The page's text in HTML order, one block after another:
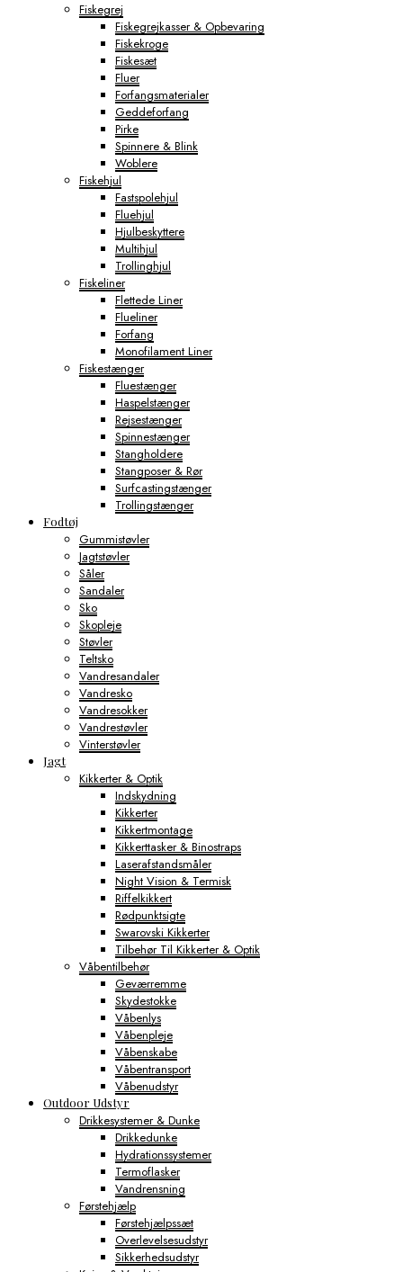
Fiskegrej
Fiskegrejkasser & Opbevaring
Fiskekroge
Fiskesæt
Fluer
Forfangsmaterialer
Geddeforfang
Pirke
Spinnere & Blink
Woblere
Fiskehjul
Fastspolehjul
Fluehjul
Hjulbeskyttere
Multihjul
Trollinghjul
Fiskeliner
Flettede Liner
Flueliner
Forfang
Monofilament Liner
Fiskestænger
Fluestænger
Haspelstænger
Rejsestænger
Spinnestænger
Stangholdere
Stangposer & Rør
Surfcastingstænger
Trollingstænger
Fodtøj
Gummistøvler
Jagtstøvler
Såler
Sandaler
Sko
Skopleje
Støvler
Teltsko
Vandresandaler
Vandresko
Vandresokker
Vandrestøvler
Vinterstøvler
Jagt
Kikkerter & Optik
Indskydning
Kikkerter
Kikkertmontage
Kikkerttasker & Binostraps
Laserafstandsmåler
Night Vision & Termisk
Riffelkikkert
Rødpunktsigte
Swarovski Kikkerter
Tilbehør Til Kikkerter & Optik
Våbentilbehør
Geværremme
Skydestokke
Våbenlys
Våbenpleje
Våbenskabe
Våbentransport
Våbenudstyr
Outdoor Udstyr
Drikkesystemer & Dunke
Drikkedunke
Hydrationssystemer
Termoflasker
Vandrensning
Førstehjælp
Førstehjælpssæt
Overlevelsesudstyr
Sikkerhedsudstyr